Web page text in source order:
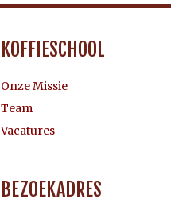
KOFFIESCHOOL
Onze Missie
Team
Vacatures
BEZOEKADRES